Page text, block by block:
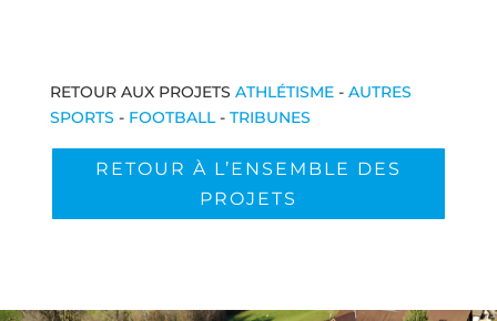
RETOUR AUX PROJETS ATHLÉTISME- AUTRES
SPORTS - FOOTBALL- TRIBUNES
RETOUR À L’ENSEMBLE DES
PROJETS